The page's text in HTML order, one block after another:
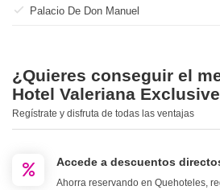
Palacio De Don Manuel
¿Quieres conseguir el
Hotel Valeriana
Regístrate y disfruta de todas las ventajas
Accede a descuentos
Ahorra reservando en Quehoteles,